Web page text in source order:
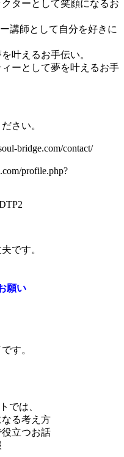
ターとして笑顔になるお
講師として自分を好きに
叶えるお手伝い。
ーとして夢を叶えるお手
さい。
bridge.com/contact/
profile.php?
です。
願い
す。
では、
なる考え方
役立つお話